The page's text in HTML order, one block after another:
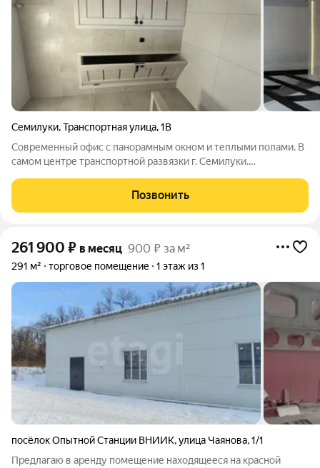
Семилуки,Транспортная улица,1В
Современный офис с панорамным окном и теплыми полами. В
самом центре транспортной развязки г. Семилуки.
комфортное провождение рабочего времени. Интернет в
каждом офисе. Коммунальные платежи:
Позвонить
261 900 ₽ в месяц 900 ₽ за м²
291 м² торговое помещение 1 этаж из 1
посёлок Опытной Станции ВНИИК,улица Чаянова,1/1
Предлагаю в аренду помещение находящееся на красной